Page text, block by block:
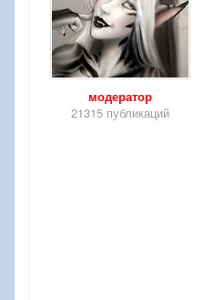
модератор
21315 публикаций